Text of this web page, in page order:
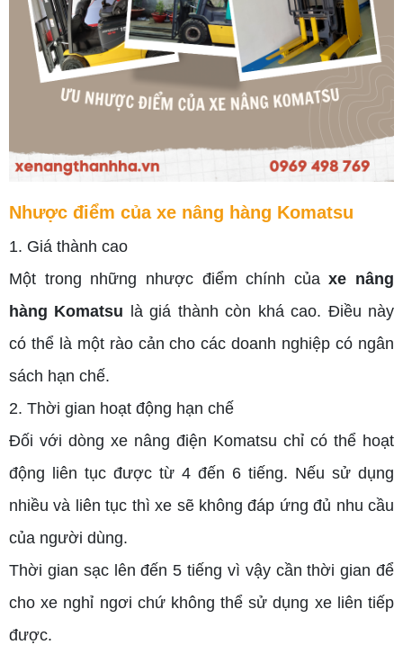
Nhược điểm của xe nâng hàng Komatsu
1. Giá thành cao
Một trong những nhược điểm chính củaxe nâng
hàng Komatsu là giá thành còn khá cao. Điều này
có thể là một rào cản cho các doanh nghiệp có ngân
sách hạn chế.
2. Thời gian hoạt động hạn chế
Đối với dòng xe nâng điện Komatsu chỉ có thể hoạt
động liên tục được từ 4 đến 6 tiếng. Nếu sử dụng
nhiều và liên tục thì xe sẽ không đáp ứng đủ nhu cầu
của người dùng.
Thời gian sạc lên đến 5 tiếng vì vậy cần thời gian để
cho xe nghỉ ngơi chứ không thể sử dụng xe liên tiếp
được.